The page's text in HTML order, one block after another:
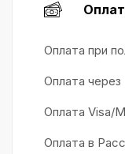
Оплата при
Оплата
Оплата Visa/
Оплата в